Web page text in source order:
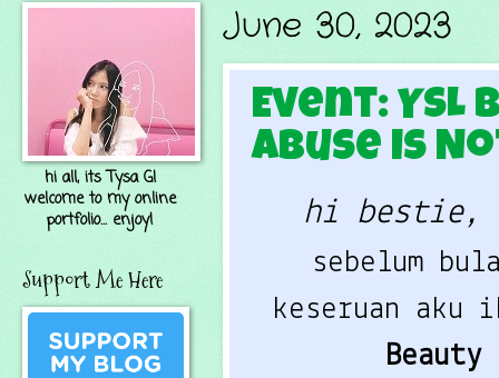
June 30, 2023
Event: YSL
Abuse is
hi bestie,
sebelum
keseruan aku
Beauty
hi all, its Tysa G!
welcome to my online
portfolio... enjoy!
Support Me Here